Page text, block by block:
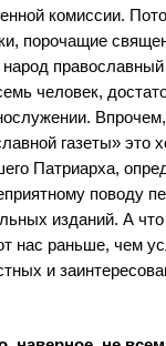
комиссии.
порочащие
человек,
газеты» это
Патриарха,
поводу
изданий. А
нас раньше, чем
и